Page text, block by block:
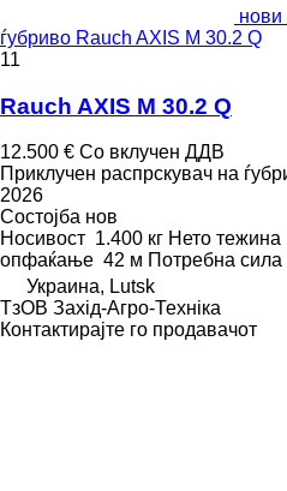
нови
ѓубриво Rauch AXIS M 30.2 Q
11
Rauch AXIS M 30.2 Q
12.500 € Со вклучен ДДВ
Приклучен распрскувач на
2026
Состојба нов
Носивост 1.400 кг Нето тежина
опфаќање 42 м Потребна сила
Украина, Lutsk
ТзОВ Захід-Агро-Техніка
Контактирајте го продавачот